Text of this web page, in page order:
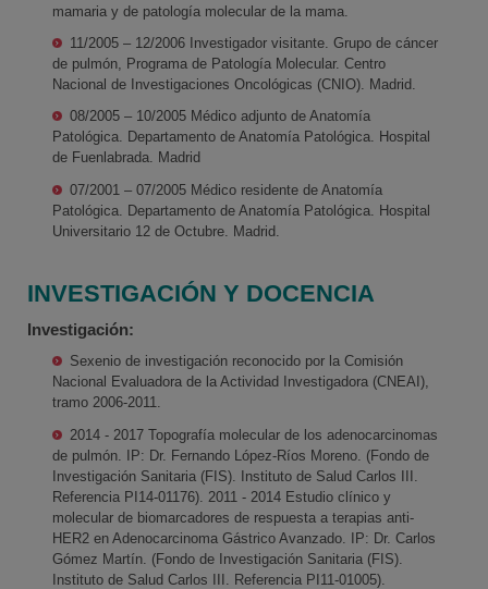
mamaria y de patología molecular de la mama.
11/2005 – 12/2006 Investigador visitante. Grupo de cáncer
de pulmón, Programa de Patología Molecular. Centro
Nacional de Investigaciones Oncológicas (CNIO). Madrid.
08/2005 – 10/2005 Médico adjunto de Anatomía
Patológica. Departamento de Anatomía Patológica. Hospital
de Fuenlabrada. Madrid
07/2001 – 07/2005 Médico residente de Anatomía
Patológica. Departamento de Anatomía Patológica. Hospital
Universitario 12 de Octubre. Madrid.
INVESTIGACIÓN Y DOCENCIA
Investigación:
Sexenio de investigación reconocido por la Comisión
Nacional Evaluadora de la Actividad Investigadora (CNEAI),
tramo 2006-2011.
2014 - 2017 Topografía molecular de los adenocarcinomas
de pulmón. IP: Dr. Fernando López-Ríos Moreno. (Fondo de
Investigación Sanitaria (FIS). Instituto de Salud Carlos III.
Referencia PI14-01176). 2011 - 2014 Estudio clínico y
molecular de biomarcadores de respuesta a terapias anti-
HER2 en Adenocarcinoma Gástrico Avanzado. IP: Dr. Carlos
Gómez Martín. (Fondo de Investigación Sanitaria (FIS).
Instituto de Salud Carlos III. Referencia PI11-01005).